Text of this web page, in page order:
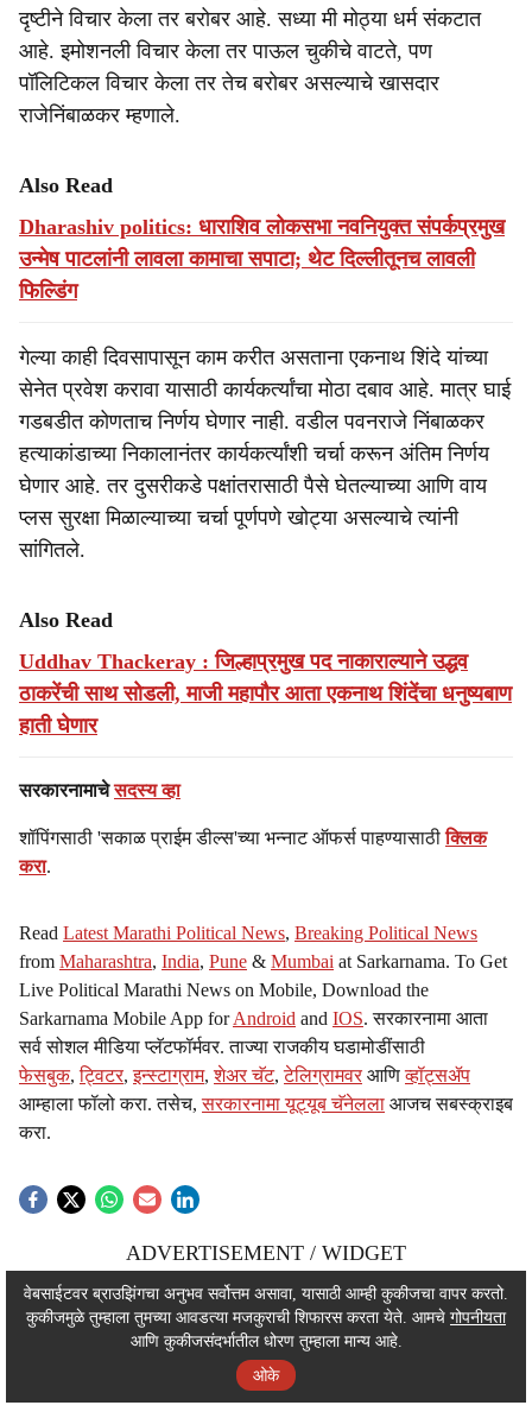
दृष्टीने विचार केला तर बरोबर आहे. सध्या मी मोठ्या धर्म संकटात
आहे. इमोशनली विचार केला तर पाऊल चुकीचे वाटते, पण
पॉलिटिकल विचार केला तर तेच बरोबर असल्याचे खासदार
राजेनिंबाळकर म्हणाले.
Also Read
Dharashiv politics: धाराशिव लोकसभा नवनियुक्त संपर्कप्रमुख
उन्मेष पाटलांनी लावला कामाचा सपाटा; थेट दिल्लीतूनच लावली
फिल्डिंग
गेल्या काही दिवसापासून काम करीत असताना एकनाथ शिंदे यांच्या
सेनेत प्रवेश करावा यासाठी कार्यकर्त्यांचा मोठा दबाव आहे. मात्र घाई
गडबडीत कोणताच निर्णय घेणार नाही. वडील पवनराजे निंबाळकर
हत्याकांडाच्या निकालानंतर कार्यकर्त्यांशी चर्चा करून अंतिम निर्णय
घेणार आहे. तर दुसरीकडे पक्षांतरासाठी पैसे घेतल्याच्या आणि वाय
प्लस सुरक्षा मिळाल्याच्या चर्चा पूर्णपणे खोट्या असल्याचे त्यांनी
सांगितले.
Also Read
Uddhav Thackeray : जिल्हाप्रमुख पद नाकाराल्याने उद्धव
ठाकरेंची साथ सोडली, माजी महापौर आता एकनाथ शिंदेंचा धनुष्यबाण
हाती घेणार
सरकारनामाचेसदस्य व्हा
शॉपिंगसाठी 'सकाळ प्राईम डील्स'च्या भन्नाट ऑफर्स पाहण्यासाठीक्लिक
करा.
Read Latest Marathi Political News, Breaking Political News
from Maharashtra, India, Pune & Mumbai at Sarkarnama. To Get
Live Political Marathi News on Mobile, Download the
Sarkarnama Mobile App forAndroid and IOS. सरकारनामा आता
सर्व सोशल मीडिया प्लॅटफॉर्मवर. ताज्या राजकीय घडामोडींसाठी
फेसबुक,ट्विटर,इन्स्टाग्राम,शेअर चॅट,टेलिग्रामवर आणिव्हॉट्सॲप
आम्हाला फॉलो करा. तसेच,सरकारनामा यूट्यूब चॅनेलला आजच सबस्क्राइब
करा.
ADVERTISEMENT / WIDGET
ADVERTISEMENT / WIDGET
ADVERTISEMENT / WIDGET
वेबसाईटवर ब्राउझिंगचा अनुभव सर्वोत्तम असावा, यासाठी आम्ही कुकीजचा वापर करतो.
कुकीजमुळे तुम्हाला तुमच्या आवडत्या मजकुराची शिफारस करता येते. आमचे गोपनीयता
आणि कुकीजसंदर्भातील धोरण तुम्हाला मान्य आहे.
ओके